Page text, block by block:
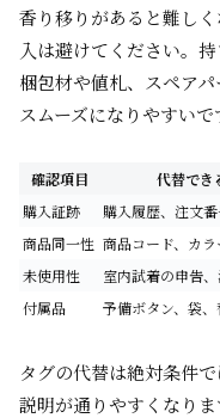
香り移りがあると難し
入は避けてください。
梱包材や値札、スペア
スムーズになりやすいで
確認項目 代替でき
購入証跡
購入履歴、注文
商品同一性 商品コード、カ
未使用性
室内試着の申告
付属品
予備ボタン、袋
タグの代替は絶対条件
説明が通りやすくなりま